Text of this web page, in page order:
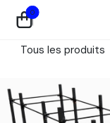
Se rendre au contenu
0
Tous les produits